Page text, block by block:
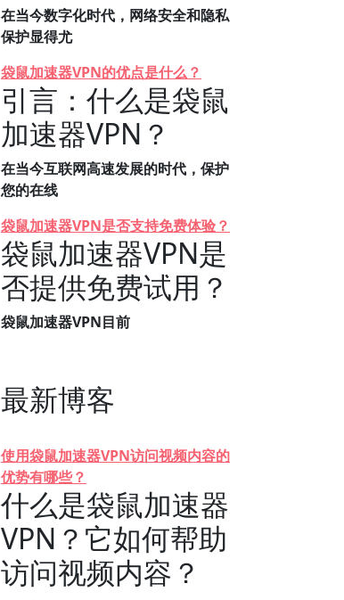
在当今数字化时代，网络安全和隐私
保护显得尤
袋鼠加速器VPN的优点是什么？
引言：什么是袋鼠
加速器VPN？
在当今互联网高速发展的时代，保护
您的在线
袋鼠加速器VPN是否支持免费体验？
袋鼠加速器VPN是
否提供免费试用？
袋鼠加速器VPN目前
最新博客
使用袋鼠加速器VPN访问视频内容的
优势有哪些？
什么是袋鼠加速器
VPN？它如何帮助
访问视频内容？